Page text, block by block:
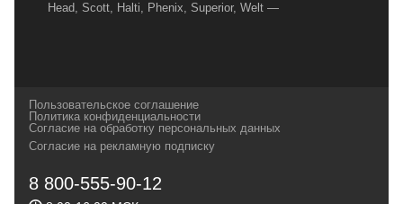
Head, Scott, Halti, Phenix, Superior, Welt —
и взыскательных путешественников,
спортсменов и отдыхающих.
Геннадьевич
Пользовательское соглашение
Политика конфиденциальности
Согласие на обработку персональных данных
Согласие на рекламную подписку
8 800-555-90-12